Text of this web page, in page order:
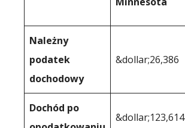
Należny
podatek
dochodowy
&dollar;26,386
Dochód po
&dollar;123,614